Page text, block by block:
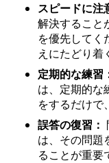
スピードに注
解決すること
を優先してく
えにたどり着
定期的な練習
は、定期的な
をするだけで
誤答の復習：
は、その問題
ることが重要